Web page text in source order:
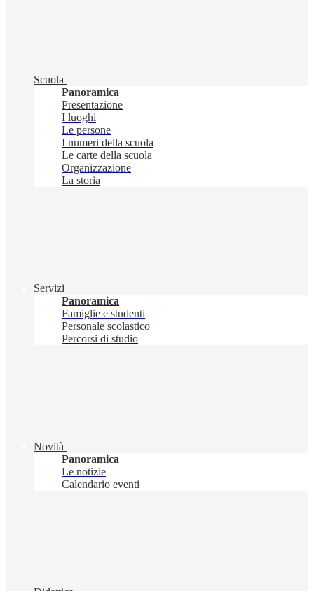
Scuola
Panoramica
Presentazione
I luoghi
Le persone
I numeri della scuola
Le carte della scuola
Organizzazione
La storia
Servizi
Panoramica
Famiglie e studenti
Personale scolastico
Percorsi di studio
Novità
Panoramica
Le notizie
Calendario eventi